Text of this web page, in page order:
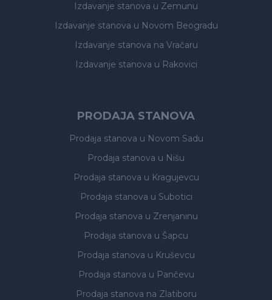
Izdavanje stanova u Zemunu
Izdavanje stanova u Novom Beogradu
Izdavanje stanova na Vračaru
Izdavanje stanova u Rakovici
PRODAJA STANOVA
Prodaja stanova u Novom Sadu
Prodaja stanova u Nišu
Prodaja stanova u Kragujevcu
Prodaja stanova u Subotici
Prodaja stanova u Zrenjaninu
Prodaja stanova u Šapcu
Prodaja stanova u Kruševcu
Prodaja stanova u Pančevu
Prodaja stanova na Zlatiboru